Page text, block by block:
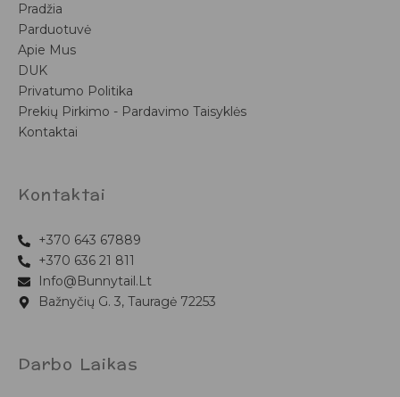
Pradžia
Parduotuvė
Apie Mus
DUK
Privatumo Politika
Prekių Pirkimo - Pardavimo Taisyklės
Kontaktai
Kontaktai
+370 643 67889
+370 636 21 811
Info@bunnytail.lt
Bažnyčių G. 3, Tauragė 72253
Darbo Laikas